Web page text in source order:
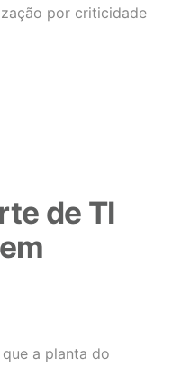
por criticidade
de TI
a planta do